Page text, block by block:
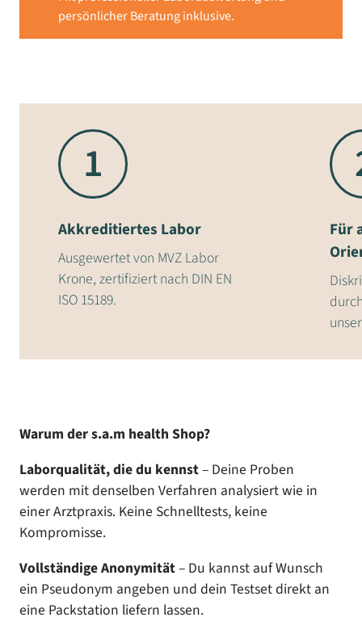
persönlicher Beratung inklusive.
1
Akkreditiertes Labor
Ausgewertet von MVZ Labor
Krone, zertifiziert nach DIN EN
ISO 15189.
Für
Warum der s.a.m health Shop?
Laborqualität, die du kennst– Deine Proben
werden mit denselben Verfahren analysiert wie in
einer Arztpraxis. Keine Schnelltests, keine
Kompromisse.
Vollständige Anonymität– Du kannst auf Wunsch
ein Pseudonym angeben und dein Testset direkt an
eine Packstation liefern lassen.